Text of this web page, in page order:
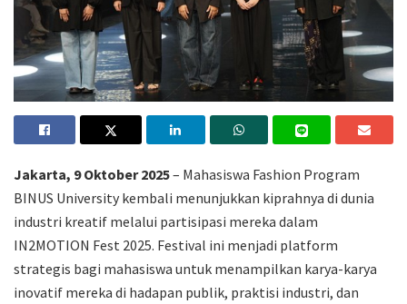
Jakarta, 9 Oktober 2025– Mahasiswa Fashion Program
BINUS University kembali menunjukkan kiprahnya di dunia
industri kreatif melalui partisipasi mereka dalam
IN2MOTION Fest 2025. Festival ini menjadi platform
strategis bagi mahasiswa untuk menampilkan karya-karya
inovatif mereka di hadapan publik, praktisi industri, dan